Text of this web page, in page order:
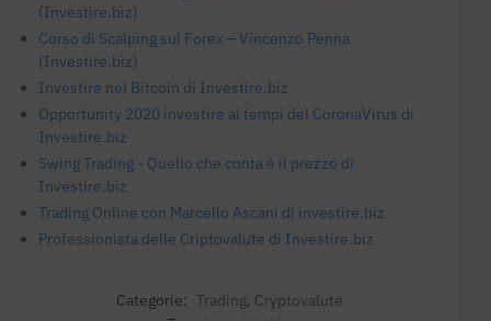
(Investire.biz)
Corso di Scalping sul Forex – Vincenzo Penna
(Investire.biz)
Investire nel Bitcoin di Investire.biz
Opportunity 2020 investire ai tempi del CoronaVirus di
Investire.biz
Swing Trading - Quello che conta è il prezzo di
Investire.biz
Trading Online con Marcello Ascani di investire.biz
Professionista delle Criptovalute di Investire.biz
Categorie: Trading, Cryptovalute